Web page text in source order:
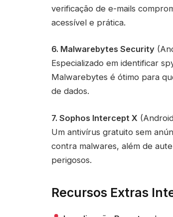
verificação de e-mails
acessível e prática.
6. Malwarebytes Security
Especializado em identificar
Malwarebytes é ótimo para
de dados.
7. Sophos Intercept X
Um antivírus gratuito sem
contra malwares, além de
perigosos.
Recursos Extras